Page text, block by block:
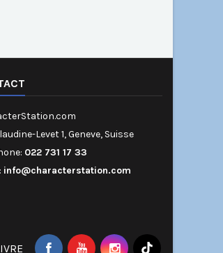
Levet 1, Geneve, Suisse
022 731 17 33
info@characterstation.com